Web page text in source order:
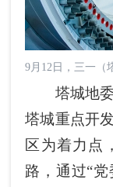
9月12日，三一（
塔城地委
塔城重点开
区为着力点
路，通过“党